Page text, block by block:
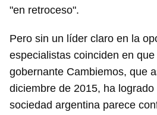
"en retroceso".
Pero sin un líder claro en la
especialistas coinciden en
gobernante Cambiemos, que
diciembre de 2015, ha
sociedad argentina parece